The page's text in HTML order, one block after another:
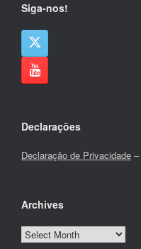
Siga-nos!
Declarações
Declaração de Privacidade –
Archives
Archives